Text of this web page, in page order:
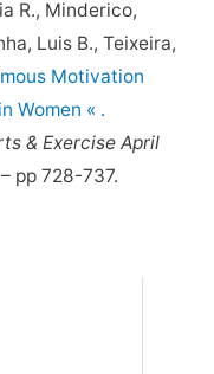
R., Minderico,
Luis B., Teixeira,
Motivation
Women « .
& Exercise April
pp 728-737.